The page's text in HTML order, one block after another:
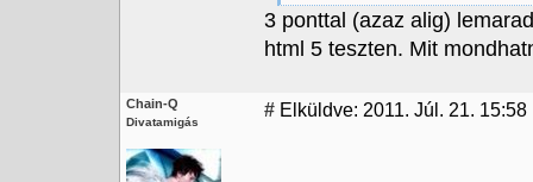
3 ponttal (azaz alig)
html 5 teszten. Mit
Chain-Q
Divatamigás
# Elküldve: 2011. Júl. 21. 15:58